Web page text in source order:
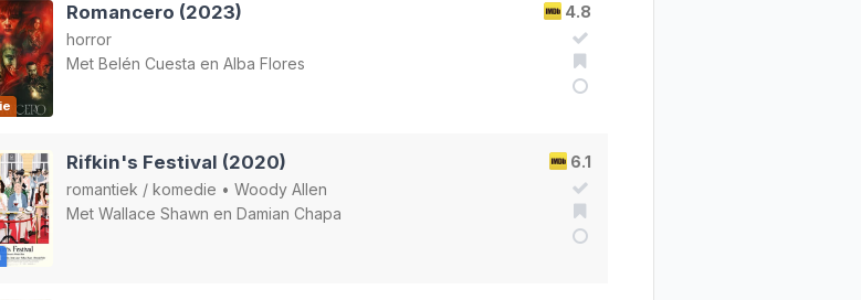
4.8
Romancero (2023)
horror
Met Belén Cuesta en Alba Flores
6.1
Rifkin's Festival (2020)
romantiek / komedie • Woody Allen
Met Wallace Shawn en Damian Chapa